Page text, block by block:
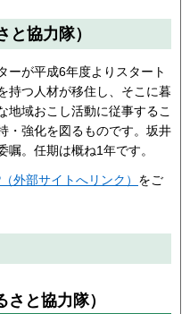
協力隊）
ーが平成6年度よりスタート
持つ人材が移住し、そこに暮
地域おこし活動に従事するこ
・強化を図るものです。坂井
。任期は概ね1年です。
外部サイトへリンク） をご
と協力隊）